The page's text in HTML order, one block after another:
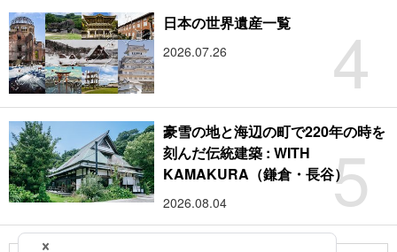
4
日本の世界遺産一覧
2026.07.26
5
豪雪の地と海辺の町で220年の時を
刻んだ伝統建築 : WITH
KAMAKURA（鎌倉・長谷）
2026.08.04